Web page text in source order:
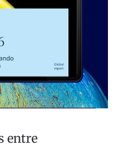
entre